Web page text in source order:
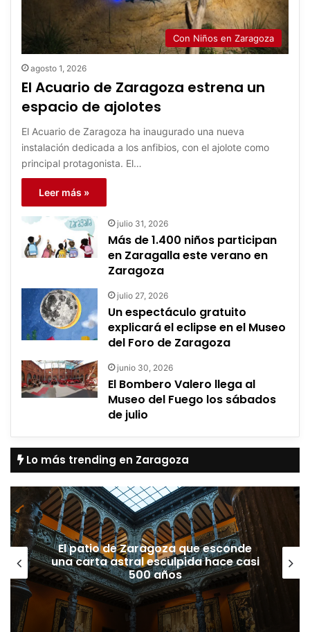
Con Niños en Zaragoza
agosto 1, 2026
El Acuario de Zaragoza estrena un
espacio de ajolotes
El Acuario de Zaragoza ha inaugurado una nueva
instalación dedicada a los anfibios, con el ajolote como
principal protagonista. El…
Leer más »
julio 31, 2026
Más de 1.400 niños participan
en Zaragalla este verano en
Zaragoza
julio 27, 2026
Un espectáculo gratuito
explicará el eclipse en el Museo
del Foro de Zaragoza
junio 30, 2026
El Bombero Valero llega al
Museo del Fuego los sábados
de julio
Lo más trending en Zaragoza
El patio de Zaragoza que esconde
una carta astral esculpida hace casi
500 años